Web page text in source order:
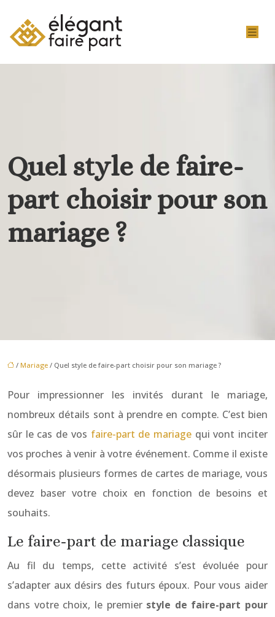
Quel style de faire-
part choisir pour son
mariage ?
/ Mariage / Quel style de faire-part choisir pour son mariage ?
Pour impressionner les invités durant le mariage,
nombreux détails sont à prendre en compte. C’est bien
sûr le cas de vos faire-part de mariagequi vont inciter
vos proches à venir à votre événement. Comme il existe
désormais plusieurs formes de cartes de mariage, vous
devez baser votre choix en fonction de besoins et
souhaits.
Le faire-part de mariage classique
Au fil du temps, cette activité s’est évoluée pour
s’adapter aux désirs des futurs époux. Pour vous aider
dans votre choix, le premier style de faire-part pour